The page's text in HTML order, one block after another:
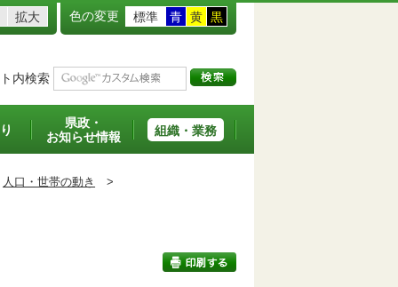
拡大 色の変更 標準 青 黄 黒
内検索
県政・
お知らせ情報
組織・業務
人口・世帯の動き >